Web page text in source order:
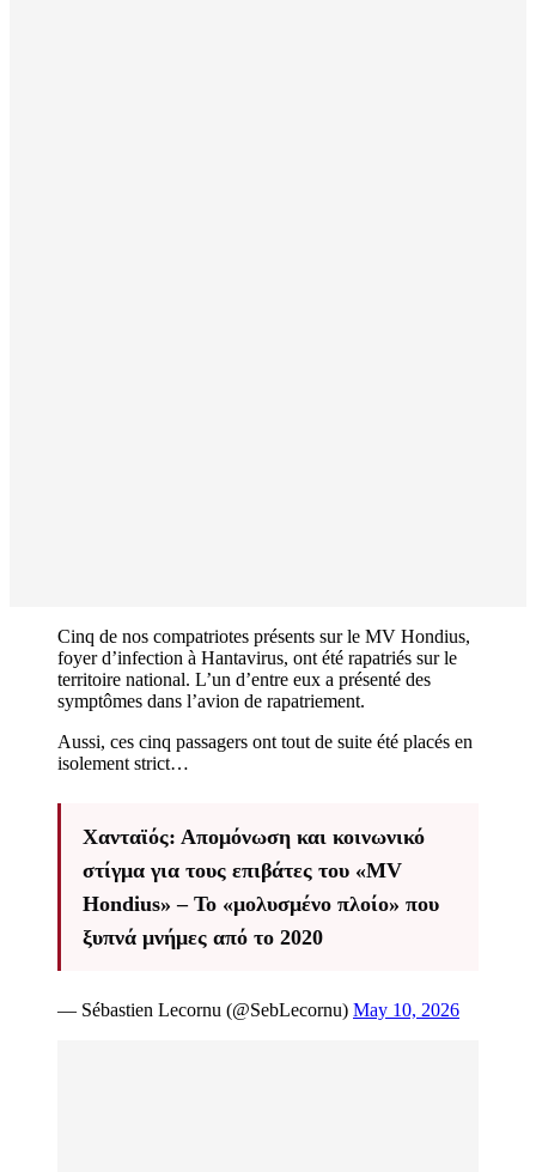
Cinq de nos compatriotes présents sur le MV Hondius,
foyer d’infection à Hantavirus, ont été rapatriés sur le
territoire national. L’un d’entre eux a présenté des
symptômes dans l’avion de rapatriement.
Aussi, ces cinq passagers ont tout de suite été placés en
isolement strict…
Χανταϊός: Απομόνωση και κοινωνικό
στίγμα για τους επιβάτες του «MV
Hondius» – Το «μολυσμένο πλοίο» που
ξυπνά μνήμες από το 2020
— Sébastien Lecornu (@SebLecornu) May 10, 2026